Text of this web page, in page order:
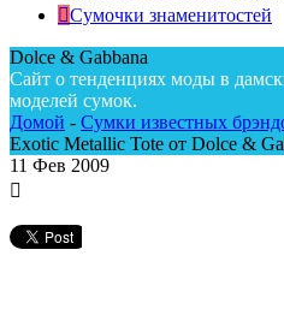
Сумочки знаменитостей
Dolce & Gabbana
Сайт о тенденциях моды в
моделей сумок.
Домой - Сумки известных
Exotic Metallic Tote от Dolce &
11 Фев 2009